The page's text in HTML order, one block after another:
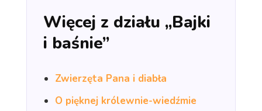
Więcej z działu „Bajki
i baśnie”
Zwierzęta Pana i diabła
O pięknej królewnie-wiedźmie